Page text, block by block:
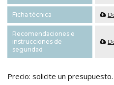
Ficha técnica
Recomendaciones e
instrucciones de
seguridad
Precio: solicite un presupuesto.